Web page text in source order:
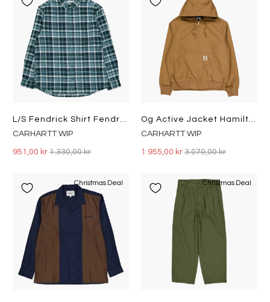
L/s Fendrick Shirt Fendrick Check, Deep Lagoon
CARHARTT WIP
951,00 kr1.330,00 kr
Og Active Jacket Hamilton Brown
CARHARTT WIP
1.955,00 kr 3.070,00 kr
Christmas Deal Christmas Deal